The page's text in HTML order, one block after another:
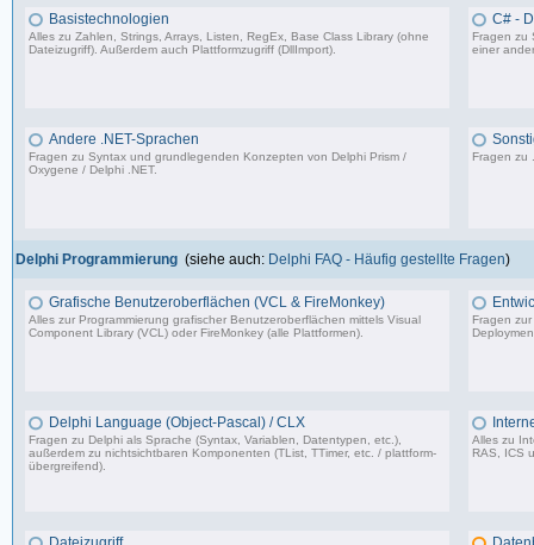
Basistechnologien
Alles zu Zahlen, Strings, Arrays, Listen, RegEx, Base Class Library (ohne
Dateizugriff). Außerdem auch Plattformzugriff (DllImport).
C# -
Fragen zu
einer
Andere .NET-Sprachen
Fragen zu Syntax und grundlegenden Konzepten von Delphi Prism /
Oxygene / Delphi .NET.
Fragen zu
Delphi Programmierung (siehe auch: Delphi FAQ - Häufig gestellte Fragen)
Grafische Benutzeroberflächen (VCL & FireMonkey)
Alles zur Programmierung grafischer Benutzeroberflächen mittels Visual
Component Library (VCL) oder FireMonkey (alle Plattformen).
Fragen
Delphi Language (Object-Pascal) / CLX
Fragen zu Delphi als Sprache (Syntax, Variablen, Datentypen, etc.),
außerdem zu nichtsichtbaren Komponenten (TList, TTimer, etc. / plattform-
übergreifend).
Alles zu
RAS, ICS